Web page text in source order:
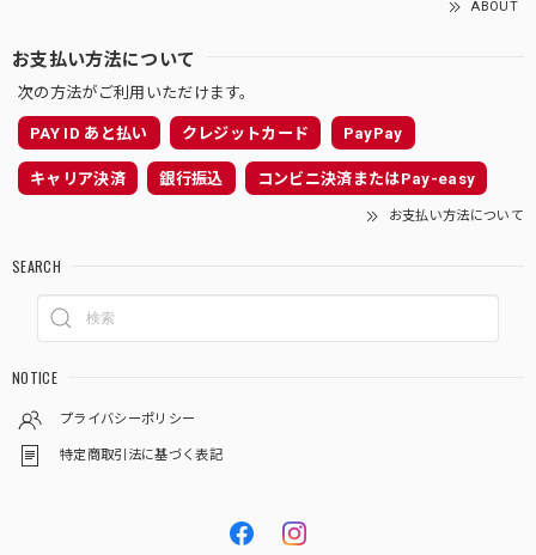
ABOUT
お支払い方法について
次の方法がご利用いただけます。
PAY ID あと払い クレジットカード PayPay
キャリア決済 銀行振込 コンビニ決済またはPay-easy
お支払い方法について
SEARCH
NOTICE
プライバシーポリシー
特定商取引法に基づく表記